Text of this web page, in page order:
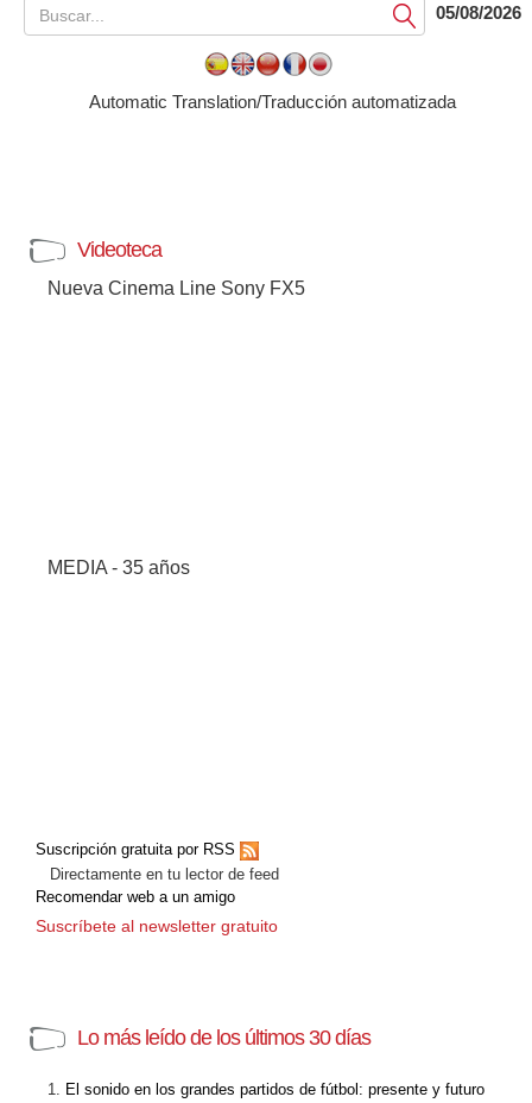
Submit05/08/2026
Automatic Translation/Traducción automatizada
Videoteca
Nueva Cinema Line Sony FX5
MEDIA - 35 años
Suscripción gratuita por RSS
Directamente en tu lector de feed
Recomendar web a un amigo
Suscríbete al newsletter gratuito
Lo más leído de los últimos 30 días
El sonido en los grandes partidos de fútbol: presente y futuro